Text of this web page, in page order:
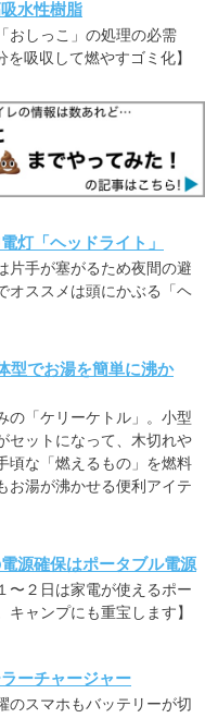
水性樹脂
おしっこ」の処理の必需
吸収して燃やすゴミ化】
灯「ヘッドライト」
片手が塞がるため夜間の避
オススメは頭にかぶる「ヘ
型でお湯を簡単に沸か
の「ケリーケトル」。小型
セットになって、木切れや
頃な「燃えるもの」を燃料
お湯が沸かせる便利アイテ
源確保はポータブル電源
〜２日は家電が使えるポー
ャンプにも重宝します】
ーチャージャー
のスマホもバッテリーが切